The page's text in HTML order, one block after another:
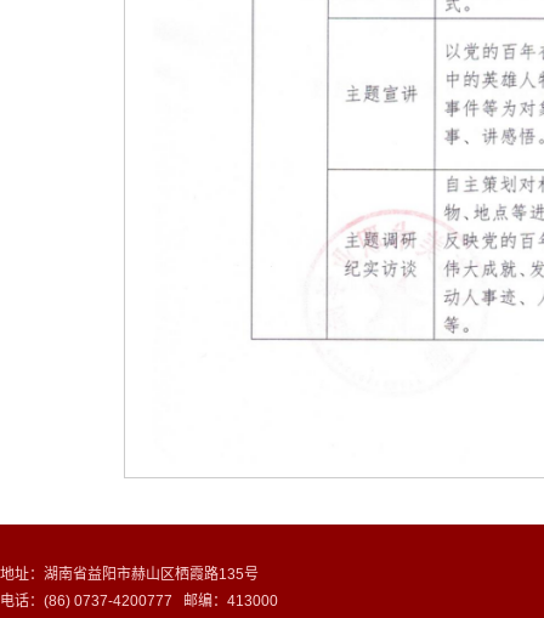
地址：湖南省益阳市赫山区栖霞路135号
电话：(86) 0737-4200777 邮编：413000